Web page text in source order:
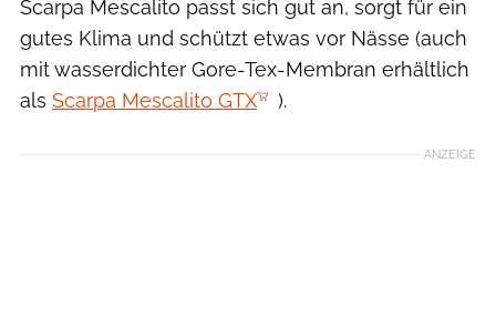
Scarpa Mescalito passt sich gut an, sorgt für ein
gutes Klima und schützt etwas vor Nässe (auch
mit wasserdichter Gore-Tex-Membran erhältlich
als Scarpa Mescalito GTX ).
ANZEIGE